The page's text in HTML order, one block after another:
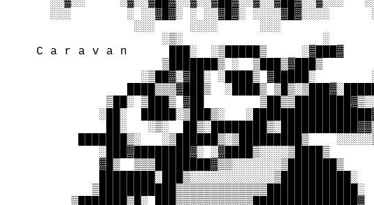
░░░        ░ ░░▓█▓░ ░ ░░▓█▓░ ░░░░▓█▓░░░░
░░░     ░░░░      ░░░
                    ░▒░                    ░
C a r a v a n      ███░  ░▒█████▒     ░▓███▓
                    ▒███████▒ ░  ▒███▒▓███▒
░▒██▓░▓██░ ░████▒ ▓█████░
████▒▒▒▓███▒  ░████▒
▒██░ ▒███▒ ▓██
░██░  █████░▒███▒░
██░   ░▒░
███████▒░   ░▒██████▒░▒█████████▒
░███▓████████▓░ ░▓████▒░░░░▒████▒
           ▓█▒  ▒▒▒████████▓▒▒░░░░░░░▒███████▒
████████░███▒░░░░░░░░░░░░▒██████████░
▒███████████▒▒▒▒▒▒▒▒▒▒▒▒▒█████████████░